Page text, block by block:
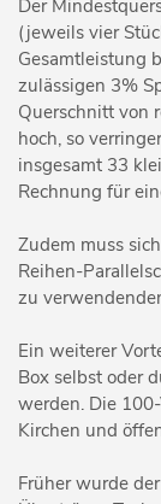
Der
(jeweils vier
Gesamtleistung
zulässigen 3%
Querschnitt von
hoch, so
insgesamt 33
Rechnung für
Zudem muss
Reihen-
zu
Ein weiterer
Box selbst oder
werden. Die
Kirchen und
Früher wurde